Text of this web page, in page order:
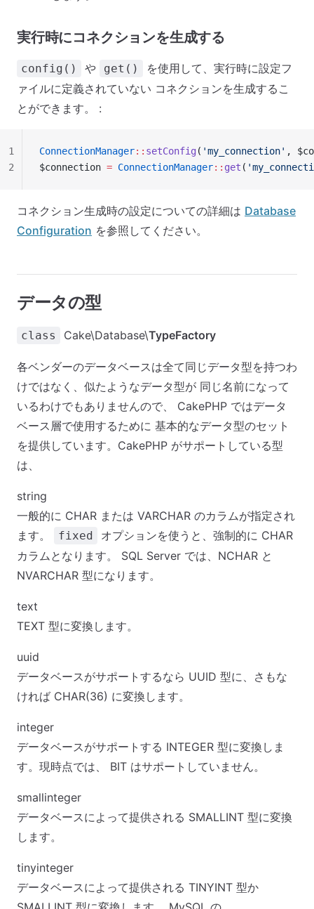
実行時にコネクションを生成する
config() や get()
を使用して、実行時に設定フ
ァイルに定義されていない コネクションを生成するこ
とができます。 :
ConnectionManager:: setConfig ( 'my_connection' ,
$connection = ConnectionManager:: get (
1
2
コネクション生成時の設定についての詳細は Database
Configuration を参照してください。
データの型
class Cake\Database\TypeFactory
各ベンダーのデータベースは全て同じデータ型を持つわ
けではなく、似たようなデータ型が 同じ名前になって
いるわけでもありませんので、 CakePHP ではデータ
ベース層で使用するために 基本的なデータ型のセット
を提供しています。CakePHP がサポートしている型
は、
string
一般的に CHAR または VARCHAR のカラムが指定され
ます。
fixed
オプションを使うと、強制的に CHAR
カラムとなります。 SQL Server では、NCHAR と
NVARCHAR 型になります。
text
TEXT 型に変換します。
uuid
データベースがサポートするなら UUID 型に、さもな
ければ CHAR(36) に変換します。
integer
データベースがサポートする INTEGER 型に変換しま
す。現時点では、 BIT はサポートしていません。
smallinteger
データベースによって提供される SMALLINT 型に変換
します。
tinyinteger
データベースによって提供される TINYINT 型か